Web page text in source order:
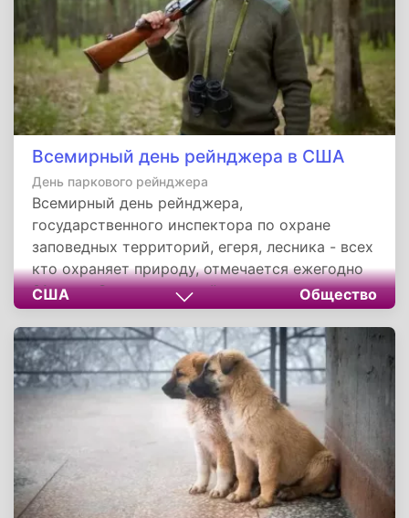
Всемирный день рейнджера в США
День паркового рейнджера
Всемирный день рейнджера,
государственного инспектора по охране
заповедных территорий, егеря, лесника - всех
кто охраняет природу, отмечается ежегодно
31 июля. Этот ежегодный праздник учрежден
Международной федерацией рейнджеров для
того, чтобы отметить вклад парковых
рейнджеров в охрану природы и почтить
память рейнджеров, которые погибли или
были травмированы в ходе несения служебы.
США Общество